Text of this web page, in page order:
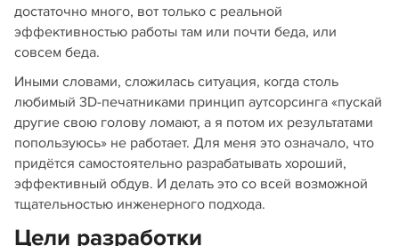
достаточно много, вот только с реальной
эффективностью работы там или почти беда, или
совсем беда.
Иными словами, сложилась ситуация, когда столь
любимый 3D-печатниками принцип аутсорсинга «пускай
другие свою голову ломают, а я потом их результатами
попользуюсь» не работает. Для меня это означало, что
придётся самостоятельно разрабатывать хороший,
эффективный обдув. И делать это со всей возможной
тщательностью инженерного подхода.
Цели разработки